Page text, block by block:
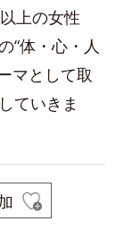
上の女性
“体・心・人
マとして取
ていきま